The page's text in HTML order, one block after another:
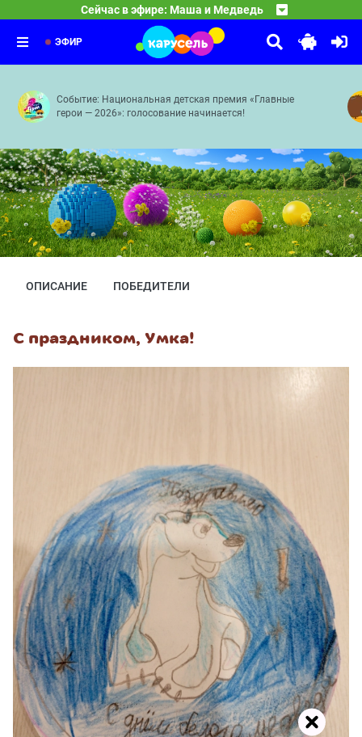
Сейчас в эфире: Маша и Медведь
Круги на траве — Пикник в сиреневых тонах —
17:30
Смешарики
Принц для Нюши — Двигатель прогресса — Как
Оранжевая корова
Средние века — Розыгрыш — Грабли — Робот —
ЭФИР
Событие: Национальная детская премия «Главные
герои — 2026»: голосование начинается!
ОПИСАНИЕ ПОБЕДИТЕЛИ
С праздником, Умка!